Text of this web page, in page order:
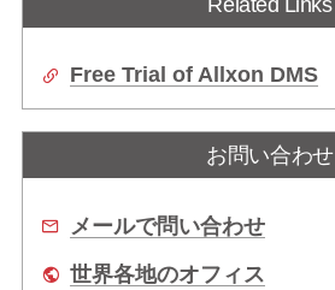
Related Links
Free Trial of Allxon DMS
お問い合わせ
メールで問い合わせ
世界各地のオフィス